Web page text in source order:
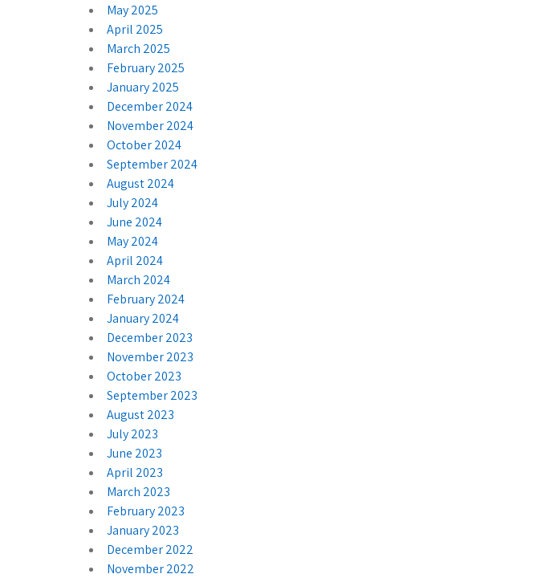
May 2025
April 2025
March 2025
February 2025
January 2025
December 2024
November 2024
October 2024
September 2024
August 2024
July 2024
June 2024
May 2024
April 2024
March 2024
February 2024
January 2024
December 2023
November 2023
October 2023
September 2023
August 2023
July 2023
June 2023
April 2023
March 2023
February 2023
January 2023
December 2022
November 2022